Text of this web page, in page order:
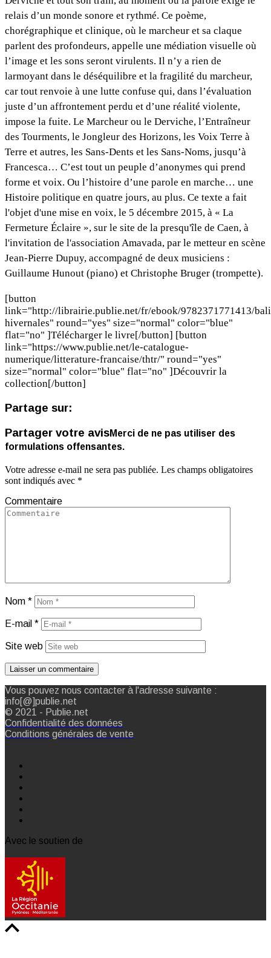
relais d’un monde sonore et rythmé. Ce poème,
chorégraphique et clinique, où le marcheur et sa claque
parlent des profondeurs, appelle une médiation visuelle où
l’image et les sons seront virulents. Il n’y a rien de
larmoyant dans le déséquilibre et la fragilité du marcheur,
car tout renvoie à une lutte confuse qui, dans l’évaluation
juste d’un affrontement perdu et d’une réalité violente,
impose la fuite. Le Marcheur ou le Derviche, l’Entraîneur
des Tourments, le Jongleur des Horizons, les Voix Terre à
Terre et autres, les Sans-Dents et les Sans-Noms, jusqu’à
Francesca… C’est tout un peuple d’anonymes qui prend
forme et voix. Ou l’histoire d’une parole en marche… une
Histoire politique en quatre jours, au plus. Ce texte a fait
l'objet d'une mise en voix, le 5 décembre 2015, à « La
Fermeture Éclaire », sur le site de la presqu'île de Caen, à
l'invitation de l'association Amavada, par le metteur en scène
Jean-Pierre Dupuy, accompagné de deux musiciens :
Guillaume Hunout (piano) et Christophe Bruger (trompette).
[button
link="http://librairie.publie.net/fr/ebook/9782371771413/
hivernales" round="yes" size="normal" color="blue"
flat="no" ]Télécharger le livre[/button] [button
link="https://www.publie.net/le-catalogue-
numerique/litterature-francaise/thtr/" round="yes"
size="normal" color="blue" flat="no" ]Découvrir la
collection[/button]
Partage sur:
Partager votre avisMerci de ne pas utiliser des
formulations offensantes.
Votre adresse e-mail ne sera pas publiée. Les champs obligatoires
sont indiqués avec *
Commentaire
Nom *
E-mail *
Site web
Vous pouvez nous contacter à l'adresse suivante :
info[@]publie.net
© 2021 - Publie.net
Confidentialité des données
Conditions générales de vente
Avec le soutien de